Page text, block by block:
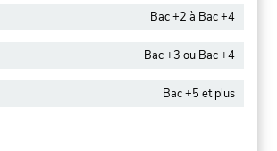
Bac +2 à Bac +4
Bac +3 ou Bac +4
Bac +5 et plus